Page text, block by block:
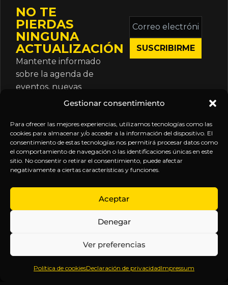
Gestionar consentimiento
Para ofrecer las mejores experiencias, utilizamos tecnologías como las
cookies para almacenar y/o acceder a la información del dispositivo. El
consentimiento de estas tecnologías nos permitirá procesar datos como
el comportamiento de navegación o las identificaciones únicas en este
sitio. No consentir o retirar el consentimiento, puede afectar
negativamente a ciertas características y funciones.
Aceptar
Denegar
Ver preferencias
Política de cookiesDeclaración de privacidadImpressum
NO TE
PIERDAS
NINGUNA
ACTUALIZACIÓN
Mantente informado
sobre la agenda de
eventos, nuevas
publicaciones y
suscripción.
Correo
electrónico
*
Inteligencia
Anticipándonos
EXPLORA
Inicio
Sobre
Contenido
Webinars
LEGAL
Política
de
Términos y
Aviso
SÍGUENOS